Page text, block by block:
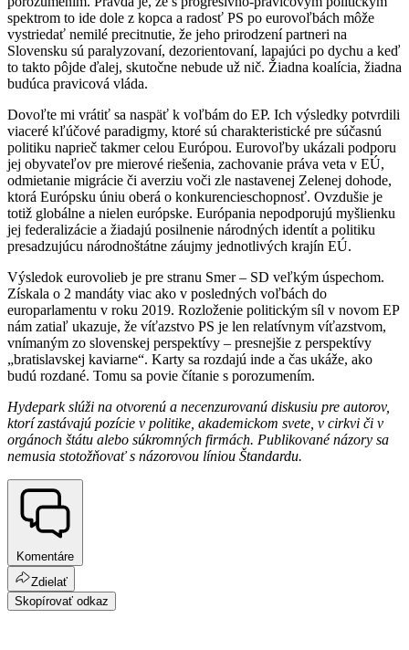
spektrom to ide dole z kopca a radosť PS po eurovoľbách môže
vystriedať nemilé precitnutie, že jeho prirodzení partneri na
Slovensku sú paralyzovaní, dezorientovaní, lapajúci po dychu a keď
to takto pôjde ďalej, skutočne nebude už nič. Žiadna koalícia, žiadna
budúca pravicová vláda.
Dovoľte mi vrátiť sa naspäť k voľbám do EP. Ich výsledky potvrdili
viaceré kľúčové paradigmy, ktoré sú charakteristické pre súčasnú
politiku naprieč takmer celou Európou. Eurovoľby ukázali podporu
jej obyvateľov pre mierové riešenia, zachovanie práva veta v EÚ,
odmietanie migrácie či averziu voči zle nastavenej Zelenej dohode,
ktorá Európsku úniu oberá o konkurencieschopnosť. Ovzdušie je
totiž globálne a nielen európske. Európania nepodporujú myšlienku
jej federalizácie a žiadajú posilnenie národných identít a politiku
presadzujúcu národnoštátne záujmy jednotlivých krajín EÚ.
Výsledok eurovolieb je pre stranu Smer – SD veľkým úspechom.
Získala o 2 mandáty viac ako v posledných voľbách do
europarlamentu v roku 2019. Rozloženie politickým síl v novom EP
nám zatiaľ ukazuje, že víťazstvo PS je len relatívnym víťazstvom,
vnímaným zo slovenskej perspektívy – presnejšie z perspektívy
„bratislavskej kaviarne“. Karty sa rozdajú inde a čas ukáže, ako
budú rozdané. Tomu sa povie čítanie s porozumením.
Hydepark slúži na otvorenú a necenzurovanú diskusiu pre autorov,
ktorí zastávajú pozície v politike, akademickom svete, v cirkvi či v
orgánoch štátu alebo súkromných firmách. Publikované názory sa
nemusia stotožňovať s názorovou líniou Štandardu.
Komentáre
Zdielať
Skopírovať odkaz